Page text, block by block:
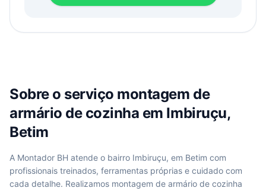
Sobre o serviço montagem de
armário de cozinha em Imbiruçu,
Betim
A Montador BH atende o bairro Imbiruçu, em Betim com
profissionais treinados, ferramentas próprias e cuidado com
cada detalhe. Realizamos montagem de armário de cozinha